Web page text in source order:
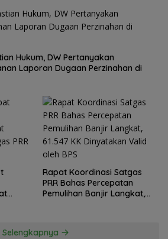
Hukum, DW Pertanyakan
Laporan Dugaan Perzinahan di
Rapat Koordinasi Satgas
PRR Bahas Percepatan
Pemulihan Banjir Langkat,
Selengkapnya